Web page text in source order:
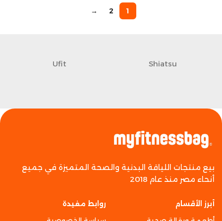
1
2
→
Shiatsu
Ufit
بيع منتجات اللياقة البدنية والصحة المتميزة في جميع
أنحاء مصر منذ عام 2018
أبرز الأقسام
روابط مفيدة